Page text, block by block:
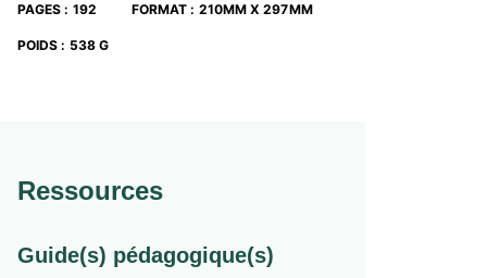
PAGES : 192 FORMAT : 210MM X 297MM
POIDS : 538 G
Ressources
Guide(s) pédagogique(s)